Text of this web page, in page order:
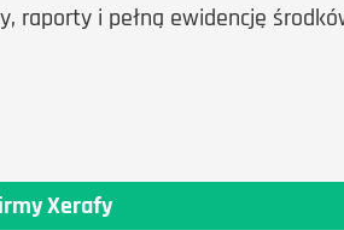
raporty i pełną ewidencję
Xerafy